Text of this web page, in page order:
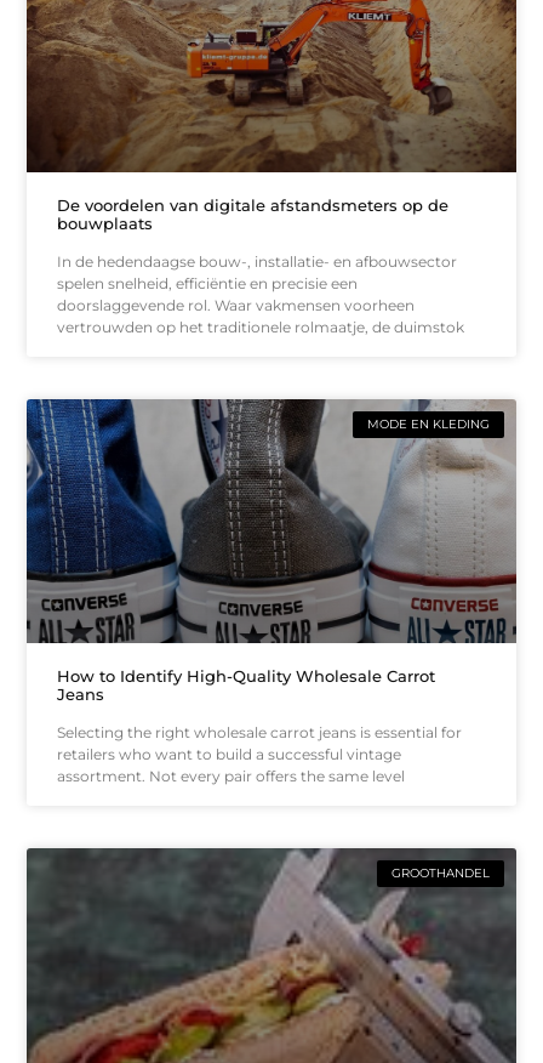
De voordelen van digitale afstandsmeters op de
bouwplaats
In de hedendaagse bouw-, installatie- en afbouwsector
spelen snelheid, efficiëntie en precisie een
doorslaggevende rol. Waar vakmensen voorheen
vertrouwden op het traditionele rolmaatje, de duimstok
MODE EN KLEDING
How to Identify High-Quality Wholesale Carrot
Jeans
Selecting the right wholesale carrot jeans is essential for
retailers who want to build a successful vintage
assortment. Not every pair offers the same level
GROOTHANDEL